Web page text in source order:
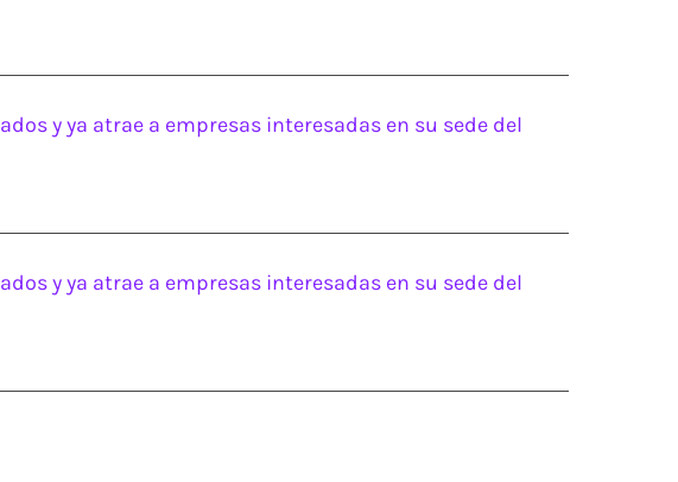
y ya atrae a empresas interesadas en su sede del
y ya atrae a empresas interesadas en su sede del